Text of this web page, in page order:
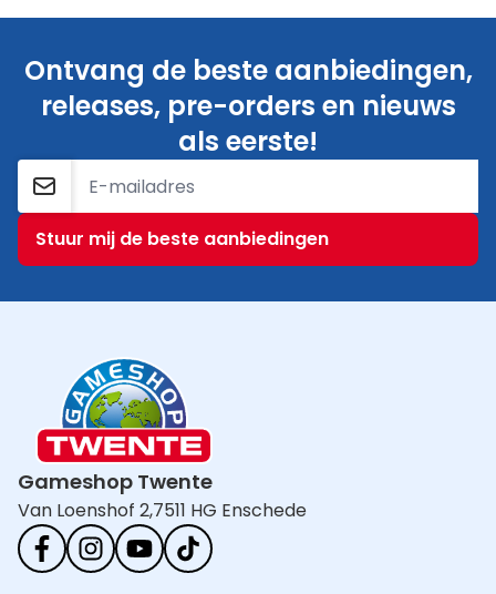
Ontvang de beste aanbiedingen,
releases, pre-orders en nieuws
als eerste!
E-mailadres
Stuur mij de beste aanbiedingen
Gameshop Twente
Van Loenshof 2,7511 HG Enschede